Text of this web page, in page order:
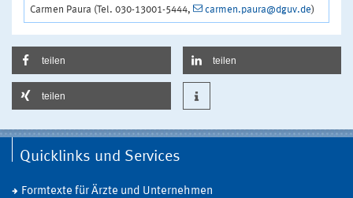
Carmen Paura (Tel. 030-13001-5444,
carmen.paura@dguv.de)
teilen teilen
teilen
Quicklinks und Services
Formtexte für Ärzte und Unternehmen